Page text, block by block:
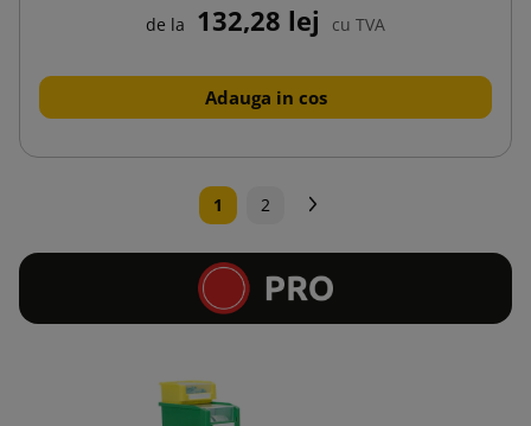
de la 132,28 lej cu TVA
Adauga in cos
1 2